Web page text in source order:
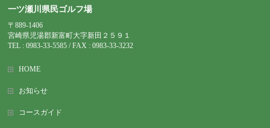
一ツ瀬川県民ゴルフ場
〒889-1406
宮崎県児湯郡新富町大字新田２５９１
TEL : 0983-33-5585 / FAX : 0983-33-3232
HOME
お知らせ
コースガイド